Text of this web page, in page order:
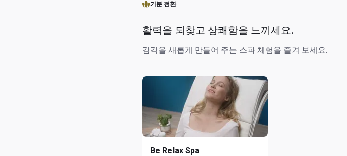
기분 전환
활력을 되찾고 상쾌함을 느끼세요.
감각을 새롭게 만들어 주는 스파 체험을 즐겨 보세요.
Be Relax Spa